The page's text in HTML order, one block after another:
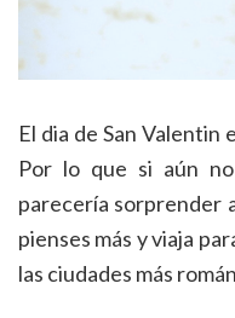
El dia de San
Por lo que si aún
parecería sorprender
pienses más y viaja
las ciudades más